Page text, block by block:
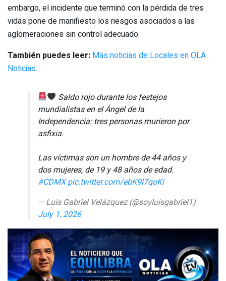
embargo, el incidente que terminó con la pérdida de tres
vidas pone de manifiesto los riesgos asociados a las
aglomeraciones sin control adecuado.
También puedes leer: Más noticias de Locales en OLA
Noticias.
Saldo rojo durante los festejos
mundialistas en el Ángel de la
Independencia: tres personas murieron por
asfixia.
Las víctimas son un hombre de 44 años y
dos mujeres, de 19 y 48 años de edad.
#CDMXpic.twitter.com/ebK9l7qoKi
— Luis Gabriel Velázquez (@soyluisgabriel1)
July 1, 2026